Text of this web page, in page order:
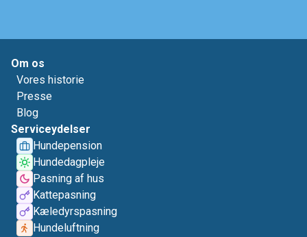
Om os
Vores historie
Presse
Blog
Serviceydelser
Hundepension
Hundedagpleje
Pasning af hus
Kattepasning
Kæledyrspasning
Hundeluftning